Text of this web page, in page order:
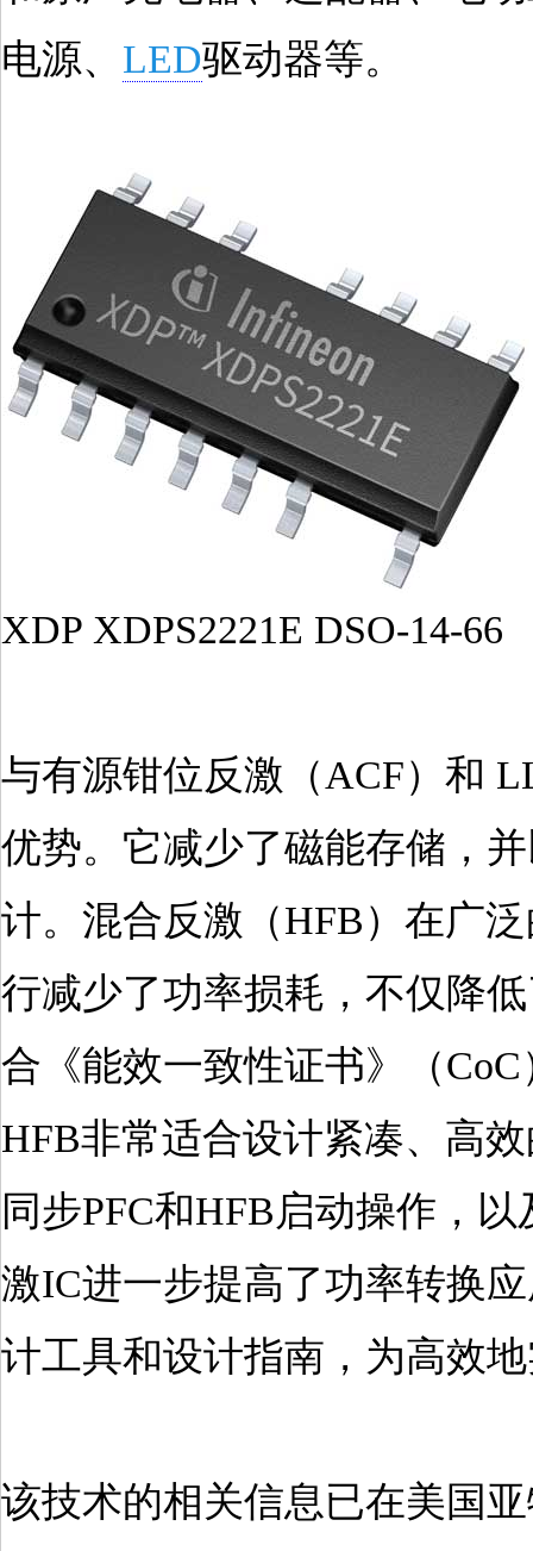
电源、 LED驱动器等。
XDP XDPS2221E DSO-14-66
与有源钳位反激（ACF）和
优势。它减少了磁能存储，
计。混合反激（HFB）在广
行减少了功率损耗，不仅降
合《能效一致性证书》（
HFB非常适合设计紧凑、高
同步PFC和HFB启动操作，
激IC进一步提高了功率转换
计工具和设计指南，为高效
该技术的相关信息已在美国